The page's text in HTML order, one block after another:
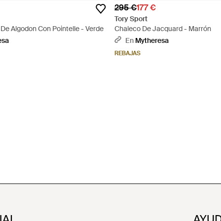
Algodon Con Pointelle - Verde
295 €177 €
Tory Sport
Chaleco De Jacquard - Marrón
En Mytheresa
REBAJAS